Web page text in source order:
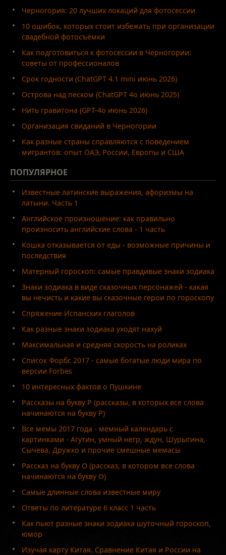
Черногория: 20 лучших локаций для фотосессии
10 ошибок, которых стоит избежать при организации
свадебной фотосъёмки
Как подготовиться к фотосессии в Черногории:
советы от профессионалов
Срок годности (ChatGPT 4.1 mini июнь 2026)
Острова над песком (ChatGPT 4o июнь 2025)
Нить гравитона (GPT-4o июнь 2026)
Организация свиданий в Черногории
Как разные страны справляются с поведением
мигрантов: опыт ОАЭ, России, Европы и США
ПОПУЛЯРНОЕ
Известные латинские выражения, афоризмы на
латыни. Часть 1
Английское произношение: как правильно
произносить английские слова - 1 часть
Кошка отказывается от еды - возможные причины и
последствия
Матерный гороскоп: самые правдивые знаки зодиака
Знаки зодиака в виде сказочных персонажей - какая
вы нечисть и какие вы сказочные герои по гороскопу
Спряжение Испанских глаголов
Как разные знаки зодиака уходят нахуй
Максимальная и средняя скорость на роликах
Список Форбс 2017 - самые богатые люди мира по
версии Forbes
10 интересных фактов о Пушкине
Рассказы на букву Р (рассказы, в которых все слова
начинаются на букву Р)
Все мемы 2017 года - мемный календарь с
картинками - Агутин, умный негр, ждун, Шурыгина,
Сычева, Дружко и прочие смешные мемасы
Рассказ на букву О (рассказ, в котором все слова
начинаются на букву О)
Самые длинные слова известные миру
Ответы по литературе 6 класс 1 часть
Как пьют разные знаки зодиака шуточный гороскоп,
юмор
Изучая карту Китая. Сравнение Китая и России на